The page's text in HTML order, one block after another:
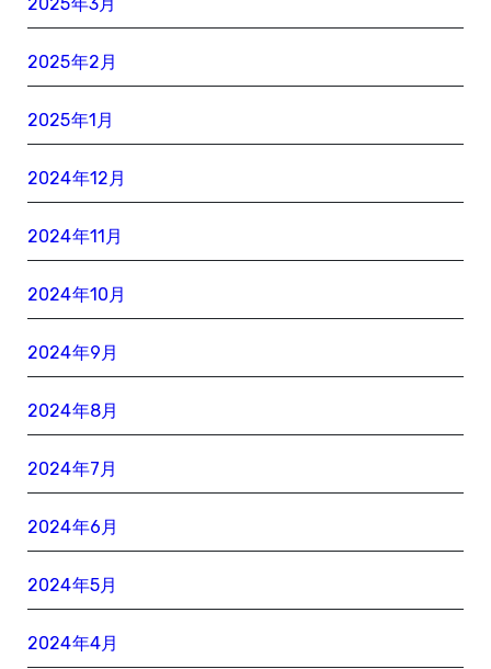
2025年2月
2025年1月
2024年12月
2024年11月
2024年10月
2024年9月
2024年8月
2024年7月
2024年6月
2024年5月
2024年4月